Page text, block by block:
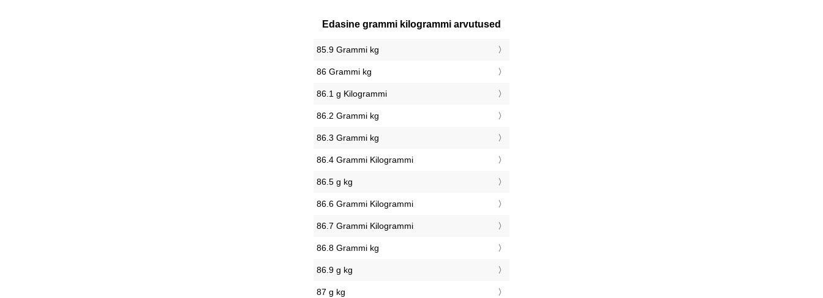
Edasine grammi kilogrammi arvutused
85.9 Grammi kg
86 Grammi kg
86.1 g Kilogrammi
86.2 Grammi kg
86.3 Grammi kg
86.4 Grammi Kilogrammi
86.5 g kg
86.6 Grammi Kilogrammi
86.7 Grammi Kilogrammi
86.8 Grammi kg
86.9 g kg
87 g kg